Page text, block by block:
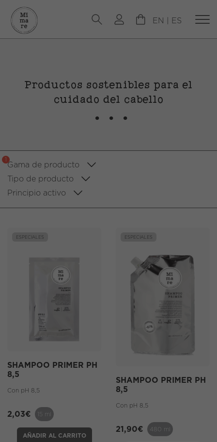
EN ES
Productos sostenibles para el
cuidado del cabello
Gama de producto
1
Tipo de producto
Principio activo
ESPECIALES
SHAMPOO PRIMER PH
8,5
Con pH 8,5
2,03€ 15 ml
AÑADIR AL CARRITO
ESPECIALES
SHAMPOO PRIMER PH
8,5
Con pH 8,5
21,90€ 480 ml